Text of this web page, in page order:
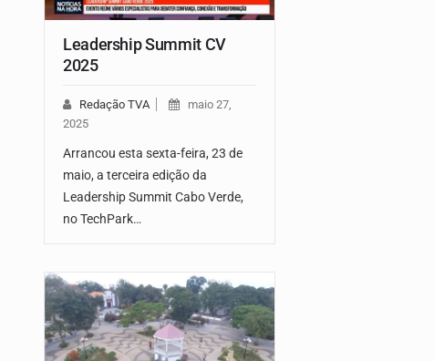
Leadership Summit CV
2025
Redação TVA
maio 27,
2025
Arrancou esta sexta-feira, 23 de
maio, a terceira edição da
Leadership Summit Cabo Verde,
no TechPark…